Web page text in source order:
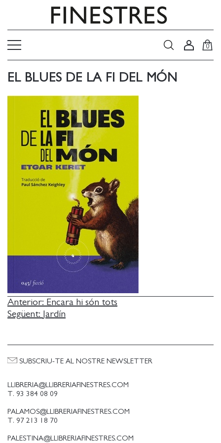
0
EL BLUES DE LA FI DEL MÓN
NAVEGACIÓ
D'ENTRADES
Anterior: Encara hi són tots
Següent: Jardín
LLIBRERIA@LLIBRERIAFINESTRES.COM
T. 93 384 08 09
PALAMOS@LLIBRERIAFINESTRES.COM
T. 97 213 18 70
PALESTINA@LLIBRERIAFINESTRES.COM
SUBSCRIU-TE AL NOSTRE NEWSLETTER